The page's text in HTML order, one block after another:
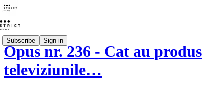
Subscribe Sign in
Opus nr. 236 - Cat au produs
televiziunile…